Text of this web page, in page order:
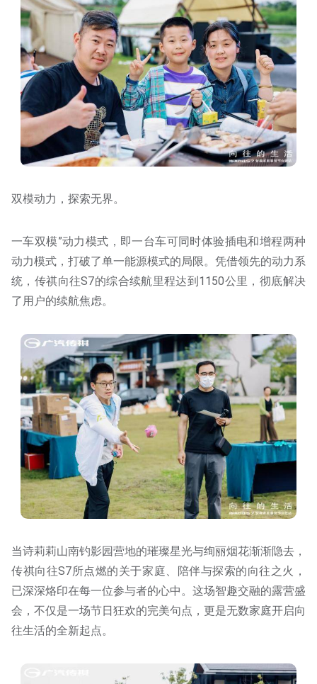
双模动力，探索无界。
一车双模”动力模式，即一台车可同时体验插电和增程两种
动力模式，打破了单一能源模式的局限。凭借领先的动力系
统，传祺向往S7的综合续航里程达到1150公里，彻底解决
了用户的续航焦虑。
当诗莉莉山南钓影园营地的璀璨星光与绚丽烟花渐渐隐去，
传祺向往S7所点燃的关于家庭、陪伴与探索的向往之火，
已深深烙印在每一位参与者的心中。这场智趣交融的露营盛
会，不仅是一场节日狂欢的完美句点，更是无数家庭开启向
往生活的全新起点。